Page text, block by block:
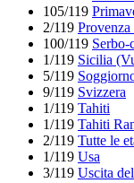
105/119
2/119
100/119 Serbo-
1/119 Sicilia
5/119
9/119 Svizzera
1/119 Tahiti
1/119 Tahiti
2/119 Tutte le
1/119 Usa
3/119 Uscita